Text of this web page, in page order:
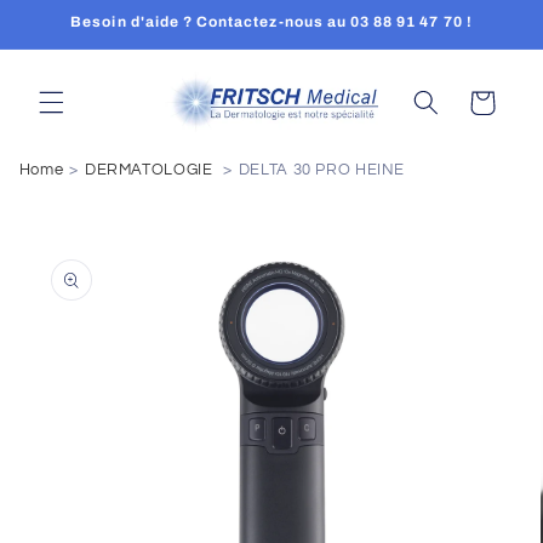
passer
au
Besoin d'aide ? Contactez-nous au 03 88 91 47 70 !
Panier
Home DERMATOLOGIE DELTA 30 PRO HEINE
informations
produits